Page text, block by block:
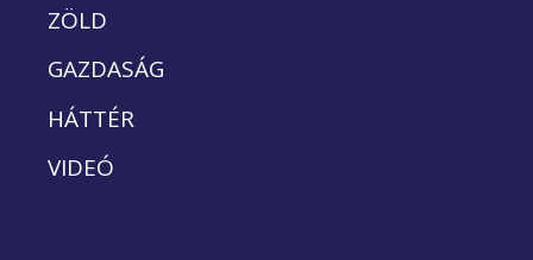
ZÖLD
GAZDASÁG
HÁTTÉR
VIDEÓ